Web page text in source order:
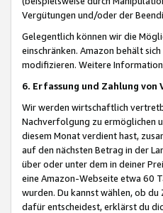
Vergütungen und/oder der
Gelegentlich können wir die
einschränken. Amazon behält
modifizieren. Weitere
6. Erfassung und Zahlung von
Wir werden wirtschaftlich
Nachverfolgung zu ermöglichen
diesem Monat verdient hast,
auf den nächsten Betrag in der
über oder unter dem in deiner
eine Amazon-Webseite etwa 60
wurden. Du kannst wählen, ob
dafür entscheidest, erklärst du